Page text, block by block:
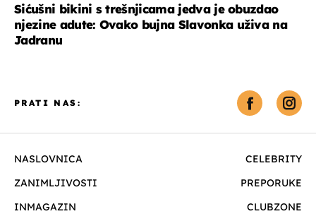
Sićušni bikini s trešnjicama jedva je obuzdao
njezine adute: Ovako bujna Slavonka uživa na
Jadranu
NASLOVNICA
CELEBRITY
ZANIMLJIVOSTI
PREPORUKE
INMAGAZIN
CLUBZONE
PRATI NAS: